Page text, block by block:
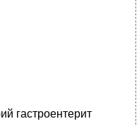
гастроентерит